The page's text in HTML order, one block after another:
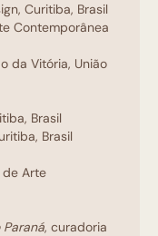
Curitiba, Brasil
Contemporânea
da Vitória, União
Brasil
Brasil
de Arte
, curadoria